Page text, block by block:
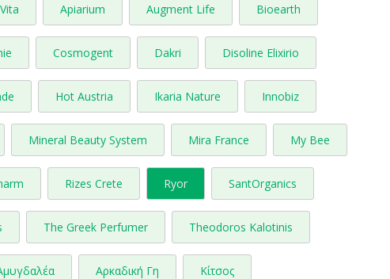
Apiarium Augment Life Bioearth
Cosmogent Dakri Disoline Elixirio
Hot Austria Ikaria Nature Innobiz
Mineral Beauty System Mira France My Bee
Rizes Crete Ryor SantOrganics
The Greek Perfumer Theodoros Kalotinis
Αρκαδική Γη Κίτσος